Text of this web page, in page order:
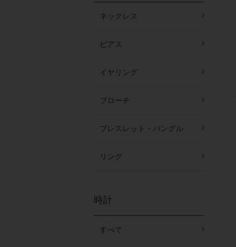
ネックレス
ピアス
イヤリング
ブローチ
ブレスレット・バングル
リング
時計
すべて